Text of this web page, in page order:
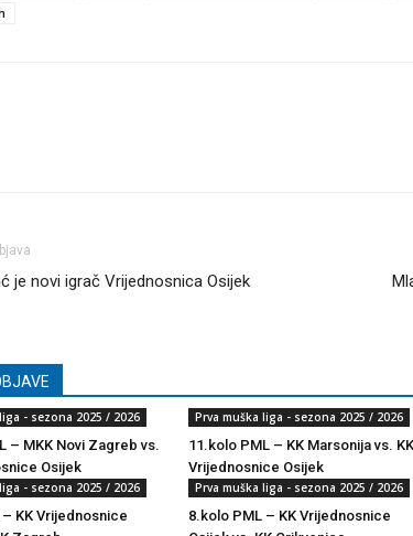
je novi igrač Vrijednosnica Osijek
- sezona 2025 / 2026
– MKK Novi Zagreb vs.
Osijek
Prva muška liga - sezona 2025 / 2026
11.kolo PML – KK Marsonija vs. KK
Vrijednosnice Osijek
- sezona 2025 / 2026
KK Vrijednosnice
Prva muška liga - sezona 2025 / 2026
8.kolo PML – KK Vrijednosnice